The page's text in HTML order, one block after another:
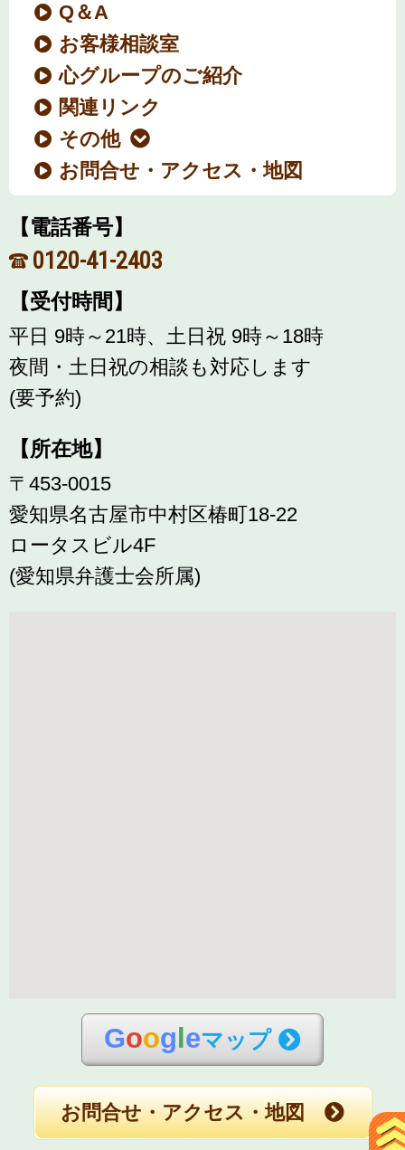
Q＆A
お客様相談室
心グループのご紹介
関連リンク
その他
お問合せ・アクセス・地図
【電話番号】
0120-41-2403
【受付時間】
平日 9時～21時、土日祝 9時～18時
夜間・土日祝の相談も対応します
(要予約)
【所在地】
〒453-0015
愛知県名古屋市中村区椿町18-22
ロータスビル4F
(愛知県弁護士会所属)
Googleマップ
お問合せ・アクセス・地図